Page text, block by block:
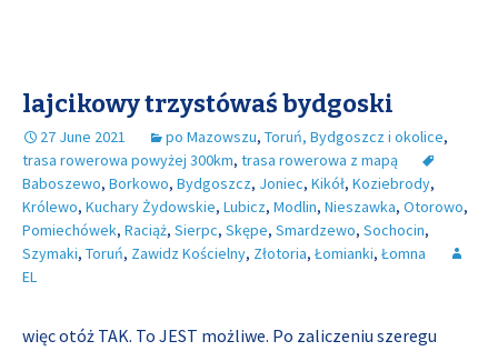
lajcikowy trzystówaś bydgoski
27 June 2021 po Mazowszu, Toruń, Bydgoszcz i okolice,
trasa rowerowa powyżej 300km, trasa rowerowa z mapą
Baboszewo, Borkowo, Bydgoszcz, Joniec, Kikół, Koziebrody,
Królewo, Kuchary Żydowskie, Lubicz, Modlin, Nieszawka, Otorowo,
Pomiechówek, Raciąż, Sierpc, Skępe, Smardzewo, Sochocin,
Szymaki, Toruń, Zawidz Kościelny, Złotoria, Łomianki, Łomna
EL
więc otóż TAK. To JEST możliwe. Po zaliczeniu szeregu